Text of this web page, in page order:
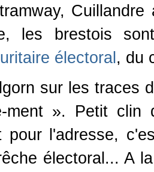
les brestois
électoral , du
sur les traces
ment ». Petit
pour l'adresse,
électoral... A